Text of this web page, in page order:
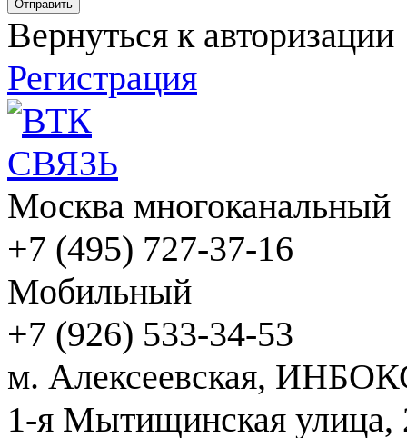
Вернуться к авторизации
Регистрация
Москва многоканальный
+7 (495) 727-37-16
Мобильный
+7 (926) 533-34-53
м. Алексеевская,
1-я Мытищинская улица,